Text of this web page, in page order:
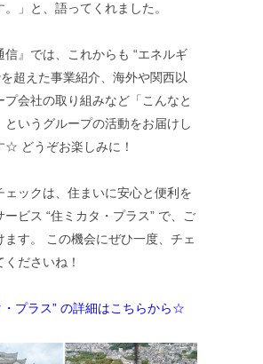
」と、語ってくれました。
信』では、これからも “エネルギ
超えた事業紹介、海外や関西以
プ会社の取り組みなど「こんなと
というグループの活動をお届けし
☆ どうぞお楽しみに！
ェックは、住まいに安心と便利を
ービス “住ミカタ・プラス” で、ご
ます。 この機会にぜひ一度、チェ
ださいね！
・プラス” の詳細はこちらから☆